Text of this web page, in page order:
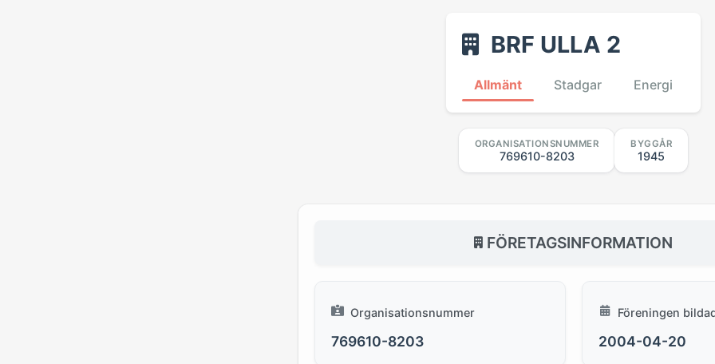
BRF ULLA 2
Allmänt Stadgar Energi
ORGANISATIONSNUMMER
769610-8203
BYGGÅR
1945
FÖRETAGSINFORMATION
Organisationsnummer
769610-8203
Föreningen
2004-04-20